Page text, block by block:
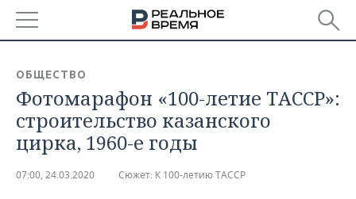
БАШКОРТОСТАН
ТАТАРСТАН
НОВОСТИ
АНАЛИТИКА
ОБЩЕСТВО
Фотомарафон «100-летие ТАССР»:
строительство казанского
цирка, 1960-е годы
07:00, 24.03.2020 Сюжет: К 100-летию ТАССР